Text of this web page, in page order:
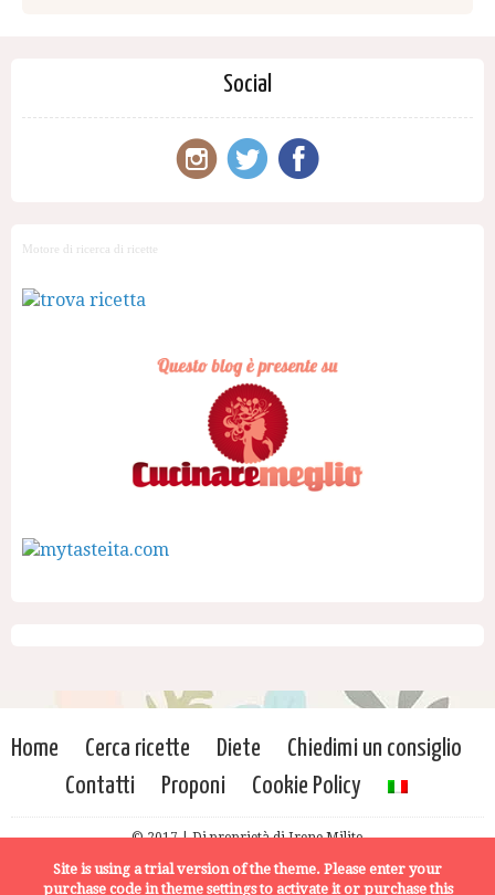
Social
Motore di ricerca di ricette
Home Cerca ricette Diete
Chiedimi un consiglio
Contatti
Proponi Cookie Policy
© 2017 | Di proprietà di Irene Milito
Site is using a trial version of the theme. Please enter your
purchase code in theme settings to activate it or purchase this